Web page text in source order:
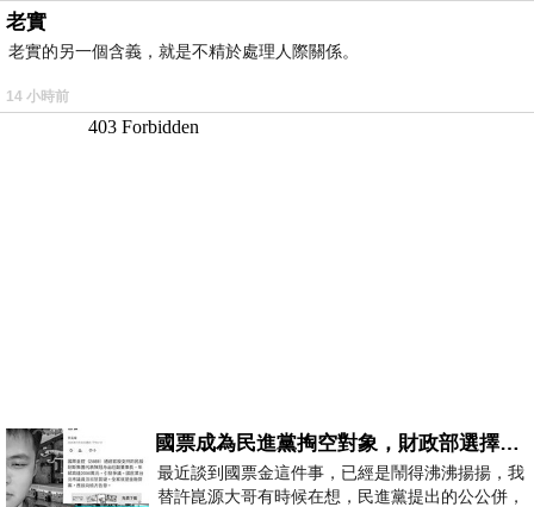
老實
老實的另一個含義，就是不精於處理人際關係。
14 小時前
國票成為民進黨掏空對象，財政部選擇性失憶
最近談到國票金這件事，已經是鬧得沸沸揚揚，我
替許崑源大哥有時候在想，民進黨提出的公公併，